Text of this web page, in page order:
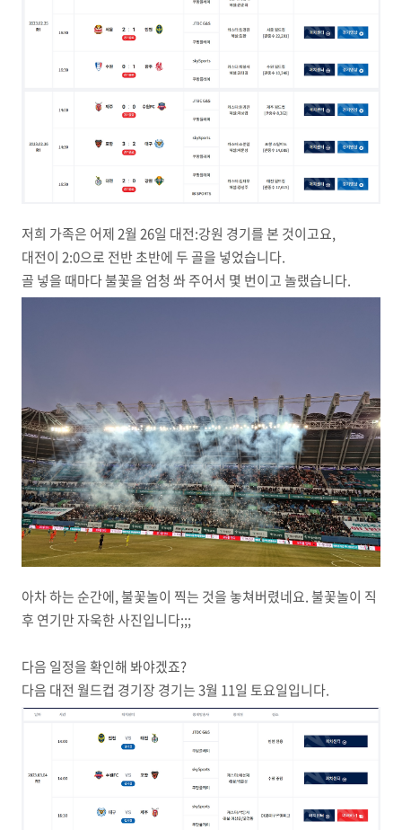
저희 가족은 어제 2월 26일 대전:강원 경기를 본 것이고요,
대전이 2:0으로 전반 초반에 두 골을 넣었습니다.
골 넣을 때마다 불꽃을 엄청 쏴 주어서 몇 번이고 놀랬습니다.
아차 하는 순간에, 불꽃놀이 찍는 것을 놓쳐버렸네요. 불꽃놀이 직
후 연기만 자욱한 사진입니다;;;
다음 일정을 확인해 봐야겠죠?
다음 대전 월드컵 경기장 경기는 3월 11일 토요일입니다.